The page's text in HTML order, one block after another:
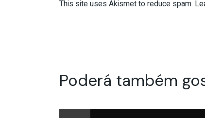
This site uses Akismet to reduce spam.
Poderá também